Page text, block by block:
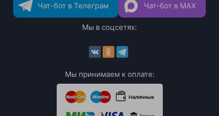
Чат-бот в Телеграм Чат-бот в MAX
Мы в соцсетях:
Мы принимаем к оплате: